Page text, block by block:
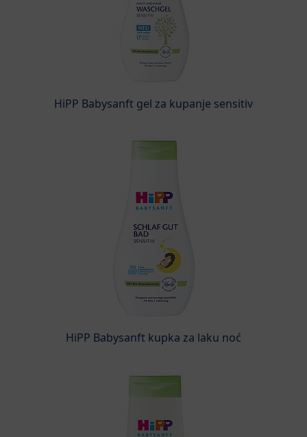
HiPP Babysanft gel za kupanje sensitiv
HiPP Babysanft kupka za laku noć